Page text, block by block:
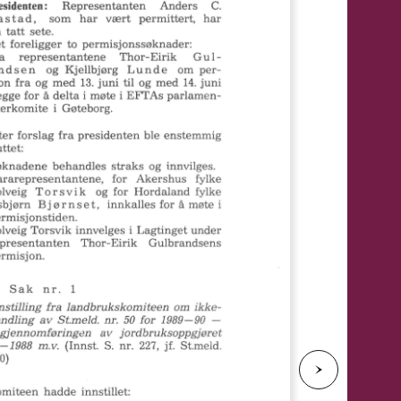
N
e
s
t
e
s
i
d
e